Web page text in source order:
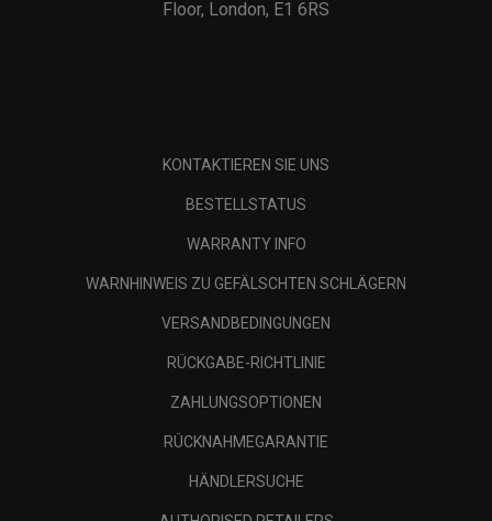
Floor, London, E1 6RS
KONTAKTIEREN SIE UNS
BESTELLSTATUS
WARRANTY INFO
WARNHINWEIS ZU GEFÄLSCHTEN SCHLÄGERN
VERSANDBEDINGUNGEN
RÜCKGABE-RICHTLINIE
ZAHLUNGSOPTIONEN
RÜCKNAHMEGARANTIE
HÄNDLERSUCHE